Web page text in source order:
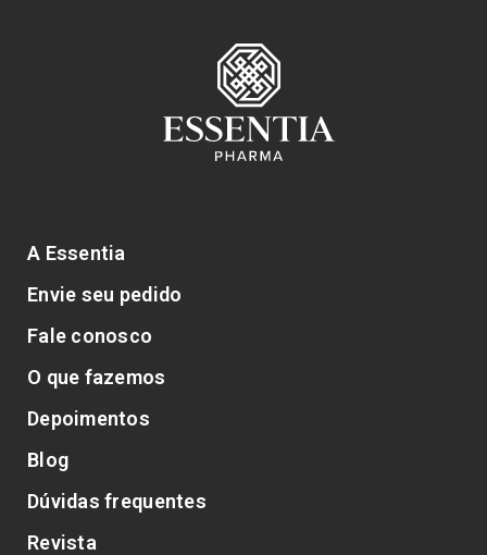
A Essentia
Envie seu pedido
Fale conosco
O que fazemos
Depoimentos
Blog
Dúvidas frequentes
Revista